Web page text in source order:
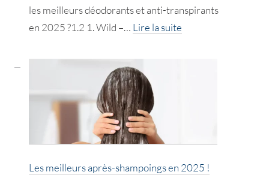
les meilleurs déodorants et anti-transpirants
en 2025 ?1.2 1. Wild –… Lire la suite
!
L’Avis
Les meilleurs après-shampoings en 2025 !